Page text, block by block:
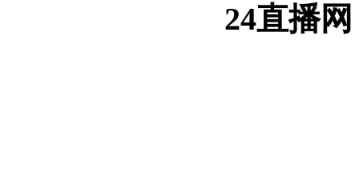
24直播网